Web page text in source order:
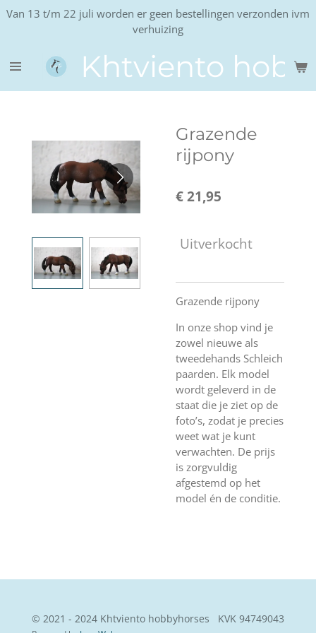
Ga
de
hoofdinhoud
Khtviento
Van 13 t/m 22 juli worden er geen bestellingen verzonden ivm
verhuizing
Grazende
rijpony
€ 21,95
Uitverkocht
Grazende rijpony
In onze shop vind je
zowel nieuwe als
tweedehands Schleich
paarden. Elk model
wordt geleverd in de
staat die je ziet op de
foto’s, zodat je precies
weet wat je kunt
verwachten. De prijs
is zorgvuldig
afgestemd op het
model én de conditie.
© 2021 - 2024 Khtviento hobbyhorses KVK 94749043